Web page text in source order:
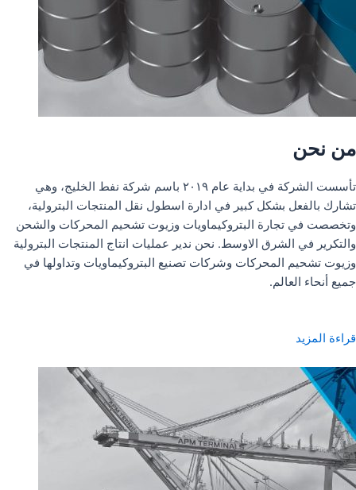
من نحن
تأسست الشركة في بداية عام ٢٠١٩ باسم شركة نفط الخليج، وهي
تشارك بالفعل بشكل كبير في ادارة اسطول نقل المنتجات البترولية،
وتخصصت في تجارة البتروكيماويات وزيوت تشحيم المحركات والشحن
والتكرير في الشرق الاوسط. نحن ندير عمليات انتاج المنتجات البترولية
وزيوت تشحيم المحركات وشركات تصنيع البتروكيماويات وتداولها في
جميع أنحاء العالم.
قراءة المزيد